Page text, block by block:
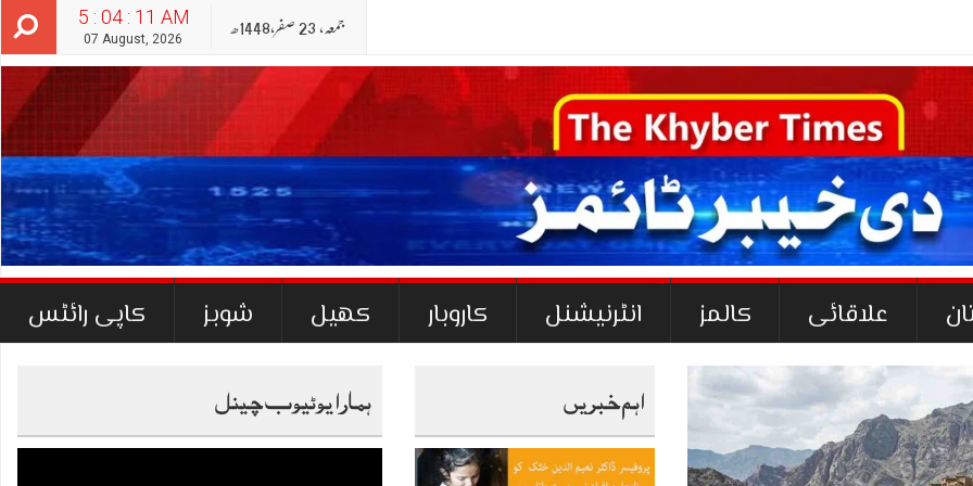
5 : 04 : 13 AM
07 August, 2026
جمعہ‬‮, 23 صفر‬,1448ھ
علاقائی کالمز انٹرنیشنل کاروبار کھیل شوبز کاپی رائٹس
اہم خبریں ہمارا یوٹیوب چینل